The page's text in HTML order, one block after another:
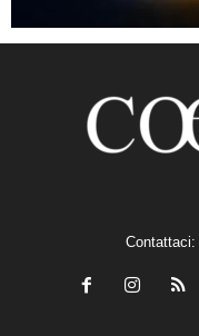
Contattaci: